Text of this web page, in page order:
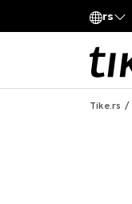
rs
Tike.rs